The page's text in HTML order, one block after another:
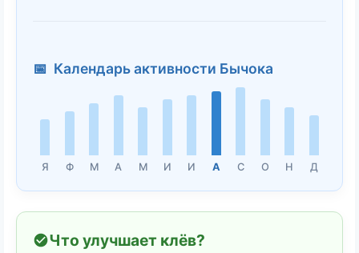
📅 Календарь активности Бычока
Я Ф М А М И И А С О Н Д
Что улучшает клёв?